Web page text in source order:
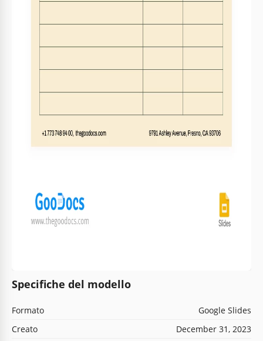
Specifiche del modello
Formato
Google Slides
Creato
December 31, 2023